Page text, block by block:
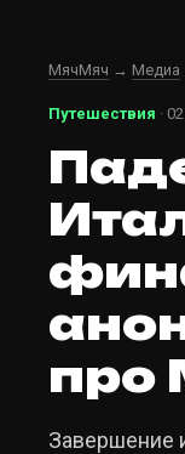
МячМяч → Медиа
Путешествия ·
про
Завершение